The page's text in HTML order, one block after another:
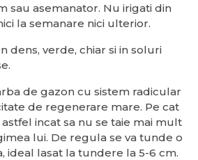
sau asemanator. Nu irigati din
la semanare nici ulterior.
dens, verde, chiar si in soluri
de gazon cu sistem radicular
de regenerare mare. Pe cat
incat sa nu se taie mai mult
lui. De regula se va tunde o
ideal lasat la tundere la 5-6 cm.